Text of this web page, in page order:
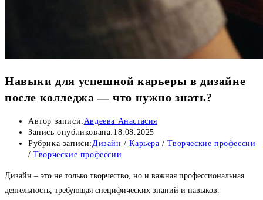
Навыки для успешной карьеры в дизайне
после колледжа — что нужно знать?
Автор записи:Авдеева Анастасия
Запись опубликована: 18.08.2025
Рубрика записи:Дизайн / Карьера / Творческие профессии
/ Творческие профессии
Дизайн – это не только творчество, но и важная профессиональная
деятельность, требующая специфических знаний и навыков.